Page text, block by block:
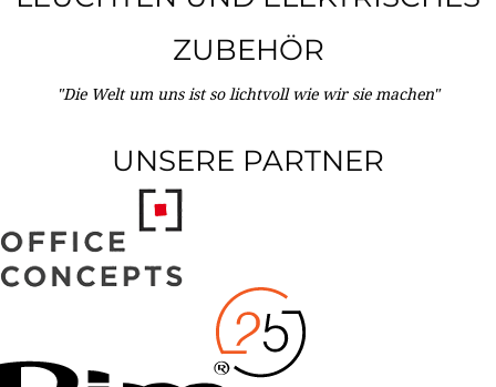
ZUBEHÖR
"Die Welt um uns ist so lichtvoll wie wir sie machen"
UNSERE PARTNER